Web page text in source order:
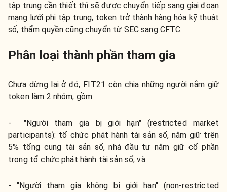
tập trung cần thiết thì sẽ được chuyển tiếp sang giai đoạn
mạng lưới phi tập trung, token trở thành hàng hóa kỹ thuật
số, thẩm quyền cũng chuyển từ SEC sang CFTC.
Phân loại thành phần tham gia
Chưa dừng lại ở đó, FIT21 còn chia những người nắm giữ
token làm 2 nhóm, gồm:
- "Người tham gia bị giới hạn" (restricted market
participants): tổ chức phát hành tài sản số, nắm giữ trên
5% tổng cung tài sản số, nhà đầu tư nắm giữ cổ phần
trong tổ chức phát hành tài sản số; và
- "Người tham gia không bị giới hạn" (non-restricted